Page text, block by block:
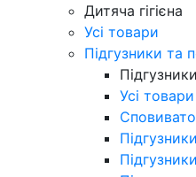
Дитяча гігієна
Усі товари
Підгузники та
Усі товари